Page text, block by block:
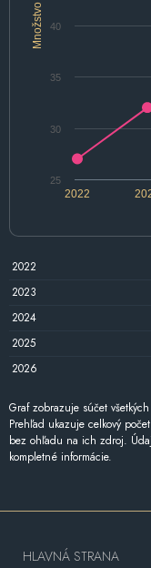
Množstvo
2022
25
30
35
40
2022
2023
2024
2025
2026
Graf zobrazuje súčet
Prehľad ukazuje celkový
bez ohľadu na ich zdroj.
kompletné informácie.
HLAVNÁ STRANA